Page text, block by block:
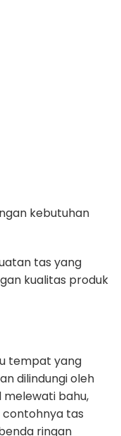
kebutuhan
tas yang
kualitas produk
tempat yang
dilindungi oleh
bahu,
contohnya tas
ringan